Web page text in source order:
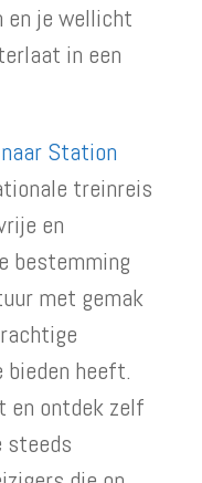
en je wellicht
in een
Station
treinreis
en
bestemming
met gemak
heeft.
en ontdek zelf
steeds